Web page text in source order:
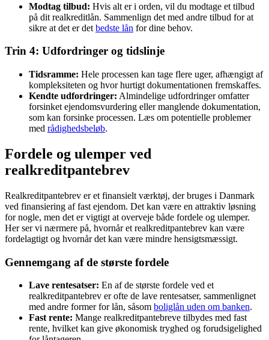
Modtag tilbud: Hvis alt er i orden, vil du modtage et tilbud
på dit realkreditlån. Sammenlign det med andre tilbud for at
sikre at det er det bedste lån for dine behov.
Trin 4: Udfordringer og tidslinje
Tidsramme: Hele processen kan tage flere uger, afhængigt af
kompleksiteten og hvor hurtigt dokumentationen fremskaffes.
Kendte udfordringer: Almindelige udfordringer omfatter
forsinket ejendomsvurdering eller manglende dokumentation,
som kan forsinke processen. Læs om potentielle problemer
med rådighedsbeløb.
Fordele og ulemper ved
realkreditpantebrev
Realkreditpantebrev er et finansielt værktøj, der bruges i Danmark
ved finansiering af fast ejendom. Det kan være en attraktiv løsning
for nogle, men det er vigtigt at overveje både fordele og ulemper.
Her ser vi nærmere på, hvornår et realkreditpantebrev kan være
fordelagtigt og hvornår det kan være mindre hensigtsmæssigt.
Gennemgang af de største fordele
Lave rentesatser: En af de største fordele ved et
realkreditpantebrev er ofte de lave rentesatser, sammenlignet
med andre former for lån, såsom boliglån uden om banken.
Fast rente: Mange realkreditpantebreve tilbydes med fast
rente, hvilket kan give økonomisk tryghed og forudsigelighed